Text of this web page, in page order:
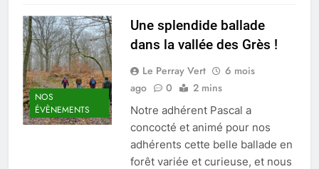
NOS
ÉVÈNEMENTS
Une splendide ballade
dans la vallée des Grès !
Le Perray Vert
6 mois
ago
0 2 mins
Notre adhérent Pascal a
concocté et animé pour nos
adhérents cette belle ballade en
forêt variée et curieuse, et nous